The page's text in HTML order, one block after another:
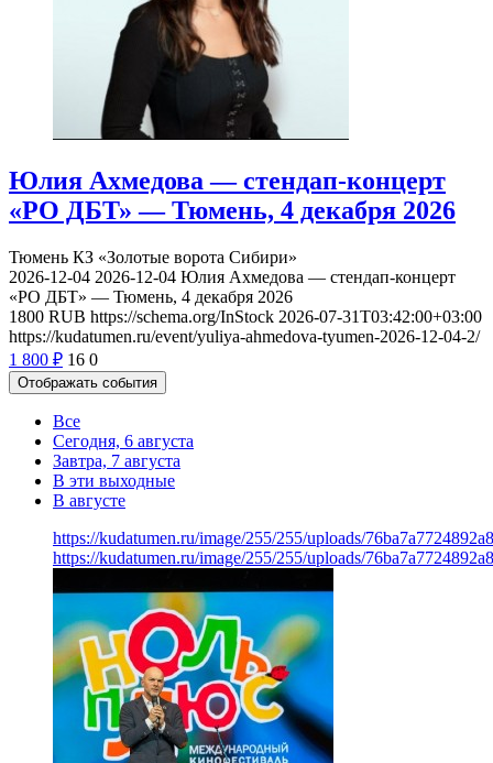
Юлия Ахмедова — стендап-концерт
«РО ДБТ» — Тюмень, 4 декабря 2026
Тюмень КЗ «Золотые ворота Сибири»
2026-12-04 2026-12-04 Юлия Ахмедова — стендап-концерт
«РО ДБТ» — Тюмень, 4 декабря 2026
1800 RUB https://schema.org/InStock 2026-07-31T03:42:00+03:00
https://kudatumen.ru/event/yuliya-ahmedova-tyumen-2026-12-04-2/
1 800 ₽ 16 0
Отображать события
Все
Сегодня, 6 августа
Завтра, 7 августа
В эти выходные
В августе
https://kudatumen.ru/image/255/255/uploads/
https://kudatumen.ru/image/255/255/uploads/